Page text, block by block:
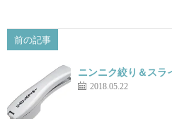
前の記事
ニンニク絞り＆スラ
2018.05.22